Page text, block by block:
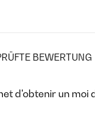
BEWERTUNG
d'obtenir un